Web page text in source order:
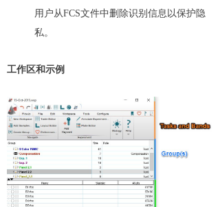
用户从FCS文件中删除识别信息以保护隐
私。
工作区和示例